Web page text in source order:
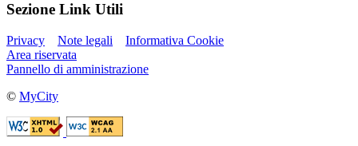
Sezione Link Utili
Privacy Note legali
Informativa Cookie
Area riservata
Pannello di amministrazione
© MyCity